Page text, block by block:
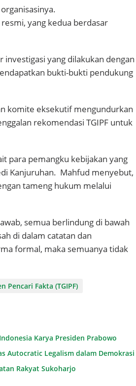
yang kedua berdasar
yang dilakukan dengan
bukti-bukti pendukung
komite eksekutif mengundurkan
rekomendasi TGIPF untuk
para pemangku kebijakan yang
Kanjuruhan. Mahfud menyebut,
tameng hukum melalui
semua berlindung di bawah
di dalam catatan dan
formal, maka semuanya tidak
Pencari Fakta (TGIPF)
Karya Presiden Prabowo
Autocratic Legalism dalam Demokrasi
Rakyat Sukoharjo